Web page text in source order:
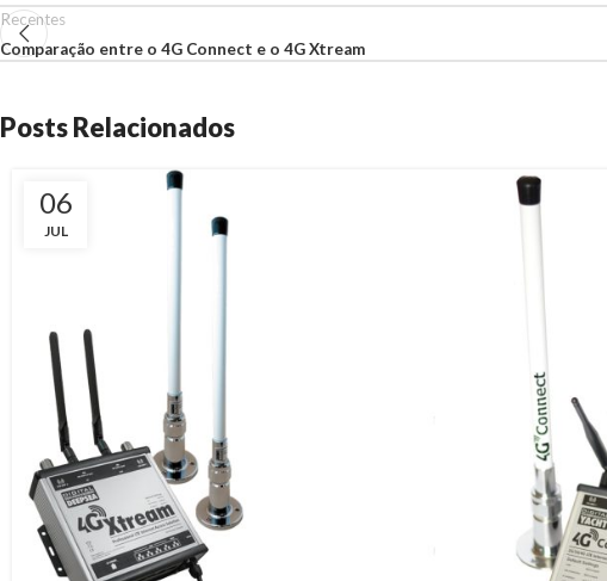
Recentes
Comparação entre o 4G Connect e o 4G Xtream
Posts Relacionados
06
JUL